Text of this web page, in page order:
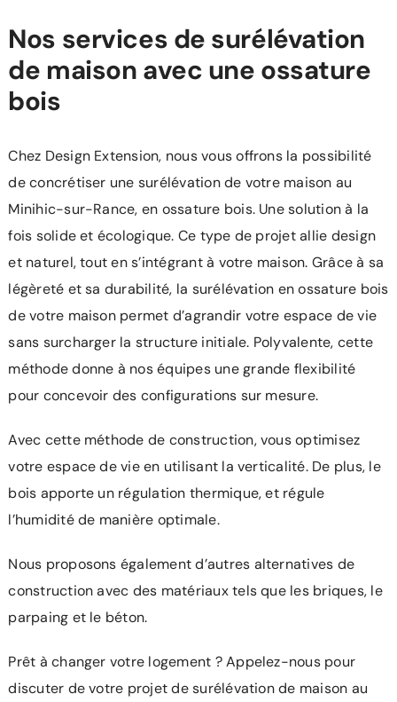
Nos services de surélévation
de maison avec une ossature
bois
Chez Design Extension, nous vous offrons la possibilité
de concrétiser une surélévation de votre maison au
Minihic-sur-Rance, en ossature bois. Une solution à la
fois solide et écologique. Ce type de projet allie design
et naturel, tout en s’intégrant à votre maison. Grâce à sa
légèreté et sa durabilité, la surélévation en ossature bois
de votre maison permet d’agrandir votre espace de vie
sans surcharger la structure initiale. Polyvalente, cette
méthode donne à nos équipes une grande flexibilité
pour concevoir des configurations sur mesure.
Avec cette méthode de construction, vous optimisez
votre espace de vie en utilisant la verticalité. De plus, le
bois apporte un régulation thermique, et régule
l’humidité de manière optimale.
Nous proposons également d’autres alternatives de
construction avec des matériaux tels que les briques, le
parpaing et le béton.
Prêt à changer votre logement ? Appelez-nous pour
discuter de votre projet de surélévation de maison au